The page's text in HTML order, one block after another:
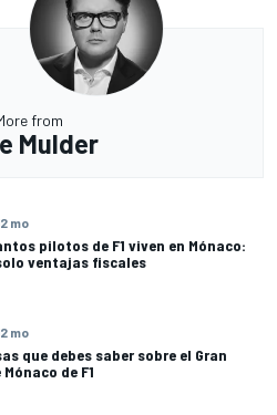
from
Mulder
2 mo
pilotos de F1 viven en Mónaco:
ventajas fiscales
2 mo
que debes saber sobre el Gran
de F1